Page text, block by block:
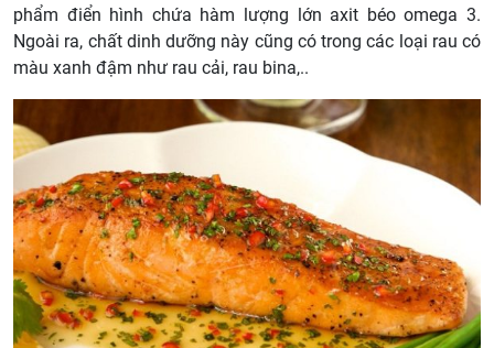
phẩm điển hình chứa hàm lượng lớn axit béo omega 3.
Ngoài ra, chất dinh dưỡng này cũng có trong các loại rau có
màu xanh đậm như rau cải, rau bina,..